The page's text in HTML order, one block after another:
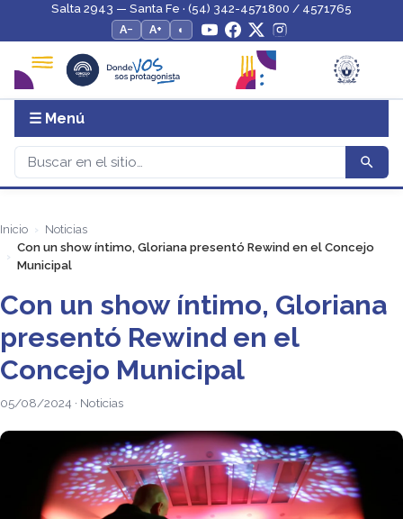
Salta 2943 — Santa Fe · (54) 342-4571800 / 4571765
A−
A+ ◐
☰ Menú
Inicio
Noticias
Con un show íntimo, Gloriana presentó Rewind en el Concejo
Municipal
Con un show íntimo, Gloriana
presentó Rewind en el
Concejo Municipal
05/08/2024 · Noticias